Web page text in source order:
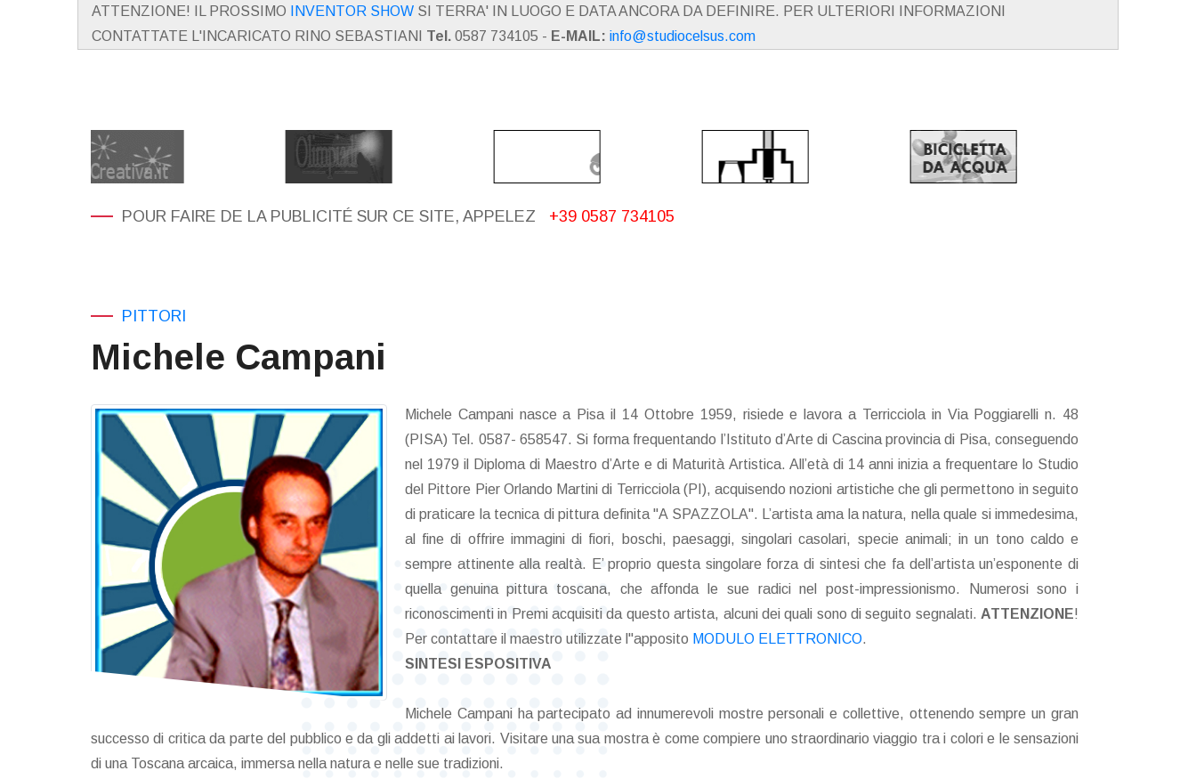
ATTENZIONE! IL PROSSIMO INVENTOR SHOW SI TERRA' IN LUOGO E DATA ANCORA DA DEFINIRE. PER ULTERIORI INFORMAZIONI
CONTATTATE L'INCARICATO RINO SEBASTIANI Tel. 0587 734105 - E-MAIL: info@studiocelsus.com
POUR FAIRE DE LA PUBLICITÉ SUR CE SITE, APPELEZ +39 0587 734105
PITTORI
Michele Campani
Michele Campani nasce a Pisa il 14 Ottobre 1959, risiede e lavora a Terricciola in Via Poggiarelli n. 48
(PISA) Tel. 0587- 658547. Si forma frequentando l’Istituto d’Arte di Cascina provincia di Pisa, conseguendo
nel 1979 il Diploma di Maestro d’Arte e di Maturità Artistica. All’età di 14 anni inizia a frequentare lo Studio
del Pittore Pier Orlando Martini di Terricciola (PI), acquisendo nozioni artistiche che gli permettono in seguito
di praticare la tecnica di pittura definita "A SPAZZOLA". L’artista ama la natura, nella quale si immedesima,
al fine di offrire immagini di fiori, boschi, paesaggi, singolari casolari, specie animali; in un tono caldo e
sempre attinente alla realtà. E’ proprio questa singolare forza di sintesi che fa dell’artista un’esponente di
quella genuina pittura toscana, che affonda le sue radici nel post-impressionismo. Numerosi sono i
riconoscimenti in Premi acquisiti da questo artista, alcuni dei quali sono di seguito segnalati. ATTENZIONE!
Per contattare il maestro utilizzate l"apposito MODULO ELETTRONICO.
SINTESI ESPOSITIVA
Michele Campani ha partecipato ad innumerevoli mostre personali e collettive, ottenendo sempre un gran
successo di critica da parte del pubblico e da gli addetti ai lavori. Visitare una sua mostra è come compiere uno straordinario viaggio tra i colori e le sensazioni
di una Toscana arcaica, immersa nella natura e nelle sue tradizioni.